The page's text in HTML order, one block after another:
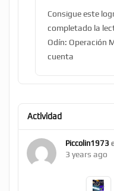
Consigue este
completado la
Odín: Operación
cuenta
Actividad
Piccolin1973
3 years ago